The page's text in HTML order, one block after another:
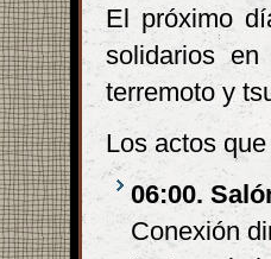
El próximo
solidarios
terremoto y
Los actos
06:00.
Conexión